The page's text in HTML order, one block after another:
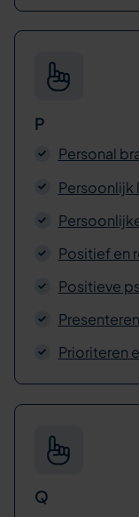
P
Personal
Persoonlijk
Positief en
Positieve
Presenteren
Prioriteren
Q